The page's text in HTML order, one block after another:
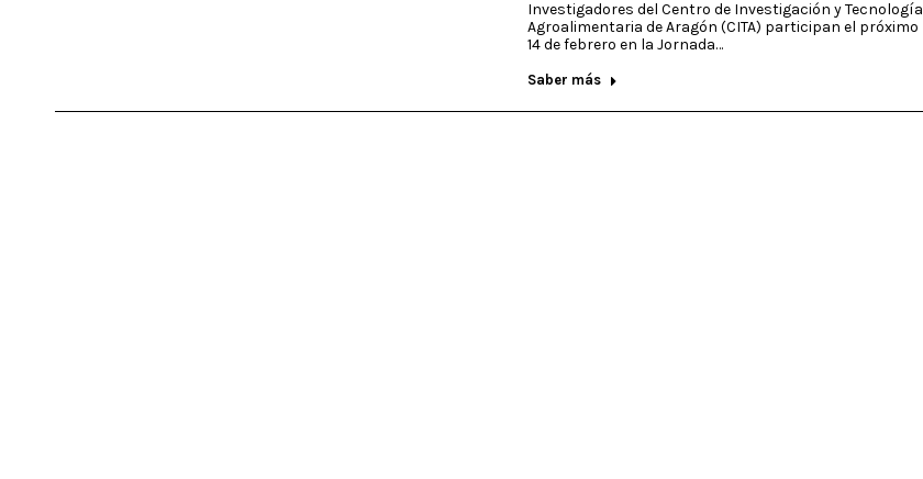
Investigadores del Centro de Investigación y Tecnología
Agroalimentaria de Aragón (CITA) participan el próximo
14 de febrero en la Jornada…
Saber más